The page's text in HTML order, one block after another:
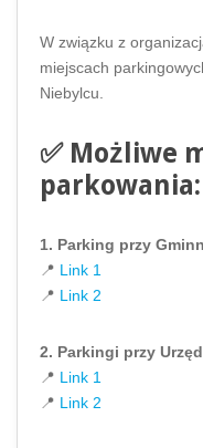
W związku z
miejscach
Niebylcu.
✅ Możliwe
parkowania:
1. Parking przy
📍 Link 1
📍 Link 2
2. Parkingi przy
📍 Link 1
📍 Link 2